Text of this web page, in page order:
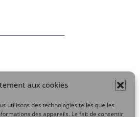
aux cookies
utilisons des technologies telles que les
des appareils. Le fait de consentir
Mon compte